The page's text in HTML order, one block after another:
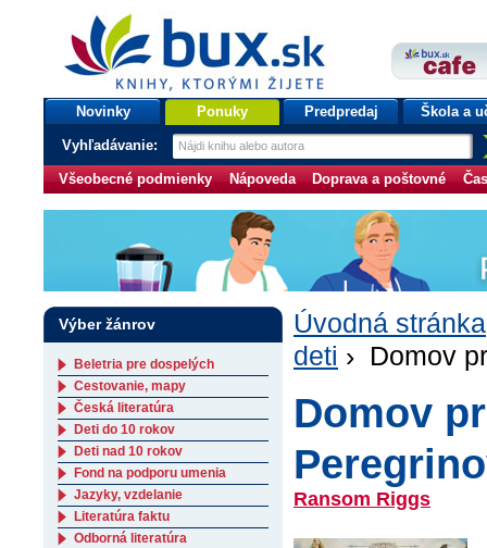
bux.sk
knihy, ktorými žijete
Úvodná stránka
Novinky Ponuky Predpredaj Škola a
Vyhľadávanie:
Všeobecné podmienky Nápoveda Doprava a poštovné
Úvodná stránka
deti › Domov
Domov
Ransom Riggs
Výber žánrov
Beletria pre dospelých
Cestovanie, mapy
Česká literatúra
Deti do 10 rokov
Deti nad 10 rokov
Fond na podporu umenia
Jazyky, vzdelanie
Literatúra faktu
Odborná literatúra